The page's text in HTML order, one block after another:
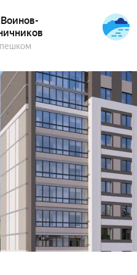
«Вишневый Сад»
оставляя больше
поездки на
магистралей:
Данилина — она
Льва Толстого — эта
улицы — важной
пешком